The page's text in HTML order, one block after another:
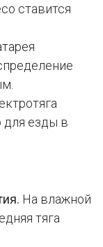
ставится
для езды в
На влажной
тяга